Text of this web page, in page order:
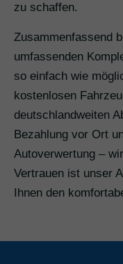
zu schaffen.
Zusammenfassend
umfassenden
so einfach wie
kostenlosen
deutschlandweiten
Bezahlung vor Ort
Autoverwertung –
Vertrauen ist unser
Ihnen den